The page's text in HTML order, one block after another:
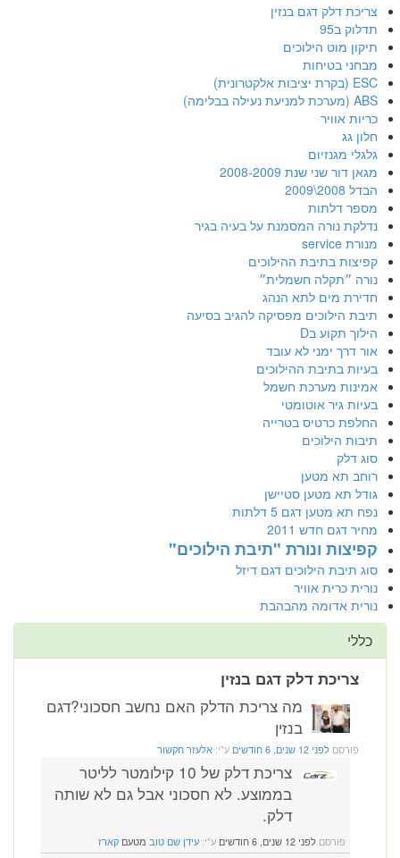
צריכת דלק דגם בנזין
תדלוק ב95
תיקון מוט הילוכים
מבחני בטיחות
ESC (בקרת יציבות אלקטרונית)
ABS (מערכת למניעת נעילה בבלימה)
כריות אוויר
חלון גג
גלגלי מגנזיום
מגאן דור שני שנת 2008-2009
הבדל 2008\2009
מספר דלתות
נדלקת נורה המסמנת על בעיה בגיר
מנורת service
קפיצות בתיבת ההילוכים
נורה ״תקלה חשמלית״
חדירת מים לתא הנהג
תיבת הילוכים מפסיקה להגיב בסיעה
הילוך תקוע בD
אור דרך ימני לא עובד
בעיות בתיבת ההילוכים
אמינות מערכת חשמל
בעיות גיר אוטומטי
החלפת כרטיס בטרייה
תיבות הילוכים
סוג דלק
רוחב תא מטען
גודל תא מטען סטיישן
נפח תא מטען דגם 5 דלתות
מחיר דגם חדש 2011
קפיצות ונורת "תיבת הילוכים"
סוג תיבת הילוכים דגם דיזל
נורית כרית אוויר
נורית אדומה מהבהבת
כללי
צריכת דלק דגם בנזין
מה צריכת הדלק האם נחשב חסכוני?דגם
בנזין
פורסם לפני 12 שנים, 6 חודשים ע"י: אלעזר חקשור
צריכת דלק של 10 קילומטר לליטר
בממוצע. לא חסכוני אבל גם לא שותה
דלק.
פורסם לפני 12 שנים, 6 חודשים ע"י: עידן שם טוב מטעם קארז